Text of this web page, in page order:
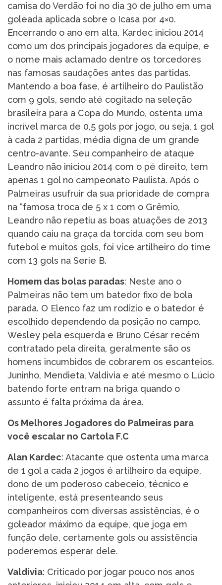
camisa do Verdão foi no dia 30 de julho em uma
goleada aplicada sobre o Icasa por 4×0.
Encerrando o ano em alta, Kardec iniciou 2014
como um dos principais jogadores da equipe, e
o nome mais aclamado dentre os torcedores
nas famosas saudações antes das partidas.
Mantendo a boa fase, é artilheiro do Paulistão
com 9 gols, sendo até cogitado na seleção
brasileira para a Copa do Mundo, ostenta uma
incrível marca de 0,5 gols por jogo, ou seja, 1 gol
à cada 2 partidas, média digna de um grande
centro-avante. Seu companheiro de ataque
Leandro não iniciou 2014 com o pé direito, tem
apenas 1 gol no campeonato Paulista. Após o
Palmeiras usufruir da sua prioridade de compra
na “famosa troca de 5 x 1 com o Grêmio,
Leandro não repetiu as boas atuações de 2013
quando caiu na graça da torcida com seu bom
futebol e muitos gols, foi vice artilheiro do time
com 13 gols na Serie B.
Homem das bolas paradas: Neste ano o
Palmeiras não tem um batedor fixo de bola
parada. O Elenco faz um rodízio e o batedor é
escolhido dependendo da posição no campo.
Wesley pela esquerda e Bruno César recém
contratado pela direita, geralmente são os
homens incumbidos de cobrarem os escanteios.
Juninho, Mendieta, Valdivia e até mesmo o Lúcio
batendo forte entram na briga quando o
assunto é falta próxima da área.
Os Melhores Jogadores do Palmeiras para
você escalar no Cartola F.C
Alan Kardec: Atacante que ostenta uma marca
de 1 gol a cada 2 jogos é artilheiro da equipe,
dono de um poderoso cabeceio, técnico e
inteligente, está presenteando seus
companheiros com diversas assistências, é o
goleador máximo da equipe, que joga em
função dele, certamente gols ou assistência
poderemos esperar dele.
Valdivia: Criticado por jogar pouco nos anos